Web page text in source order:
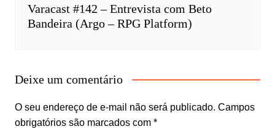
Varacast #142 – Entrevista com Beto
Bandeira (Argo – RPG Platform)
Deixe um comentário
O seu endereço de e-mail não será publicado. Campos
obrigatórios são marcados com *